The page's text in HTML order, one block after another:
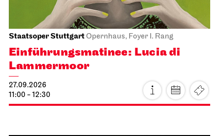
Staatsoper StuttgartOpernhaus, Foyer I. Rang
Einführungs­matinee: Lucia di
Lammermoor
27.09.2026
11:00 - 12:30